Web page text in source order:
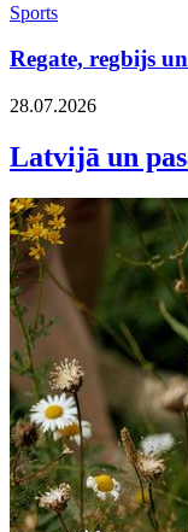
Sports
Regate, regbijs
28.07.2026
Latvijā un